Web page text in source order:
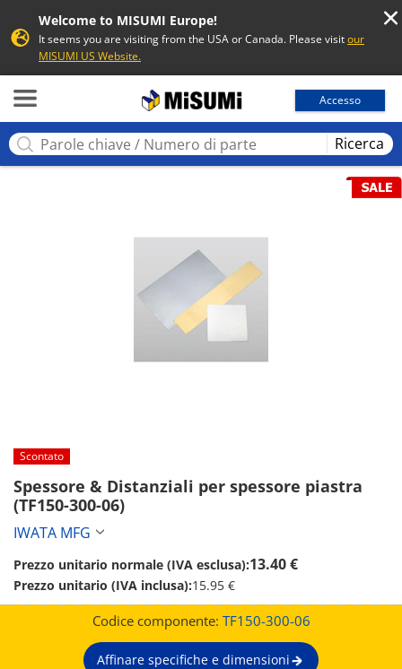
Welcome to MISUMI Europe!
It seems you are visiting from the USA or Canada. Please visitour
MISUMI US Website.
Accesso
Ricerca
Scontato
Spessore & Distanziali per spessore piastra
(TF150-300-06)
IWATA MFG
Prezzo unitario normale (IVA esclusa):13.40 €
Prezzo unitario (IVA inclusa):15.95 €
Codice componente: TF150-300-06
Affinare specifiche e dimensioni